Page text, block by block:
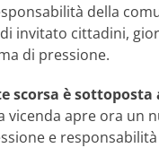
della
invitato cittadini,
di pressione.
scorsa è sottoposta
vicenda apre ora un
e responsabilità